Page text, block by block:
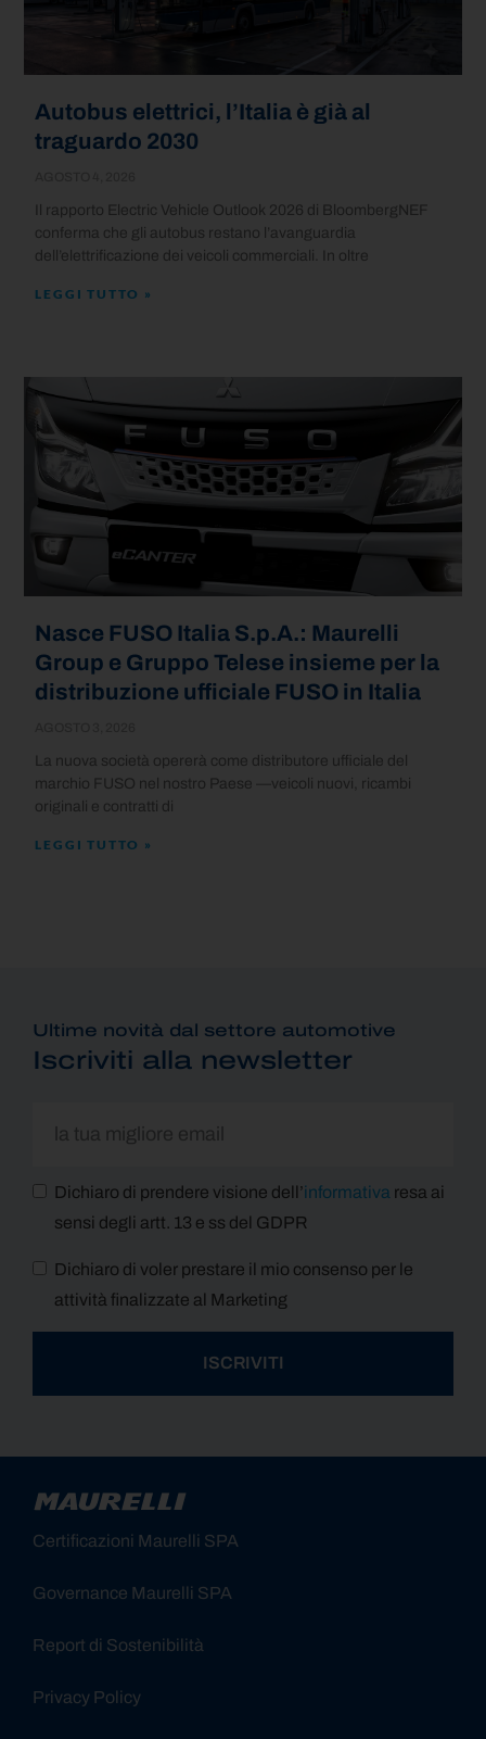
Autobus elettrici, l’Italia è già al
traguardo 2030
Il rapporto Electric Vehicle Outlook 2026 di BloombergNEF
conferma che gli autobus restano l’avanguardia
dell’elettrificazione dei veicoli commerciali. In oltre
LEGGI TUTTO »
Nasce FUSO Italia S.p.A.: Maurelli
Group e Gruppo Telese insieme per la
distribuzione ufficiale FUSO in Italia
La nuova società opererà come distributore ufficiale del
marchio FUSO nel nostro Paese —veicoli nuovi, ricambi
originali e contratti di
LEGGI TUTTO »
Ultime novità dal settore automotive
Iscriviti alla newsletter
Dichiaro di prendere visione dell’informativa resa ai
sensi degli artt. 13 e ss del GDPR
Dichiaro di voler prestare il mio consenso per le
attività finalizzate al Marketing
ISCRIVITI
Certificazioni Maurelli SPA
Governance Maurelli SPA
Report di Sostenibilità
Privacy Policy